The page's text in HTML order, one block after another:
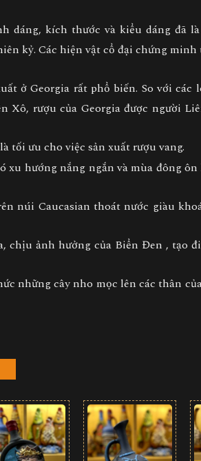
dáng, kích thước và kiểu dáng đã
kỷ. Các hiện vật cổ đại chứng minh
ở Georgia rất phổ biến. So với các
Xô, rượu của Georgia được người
tối ưu cho việc sản xuất rượu vang.
hướng nắng ngắn và mùa đông ôn
núi Caucasian thoát nước giàu
chịu ảnh hưởng của Biển Đen , tạo
những cây nho mọc lên các thân